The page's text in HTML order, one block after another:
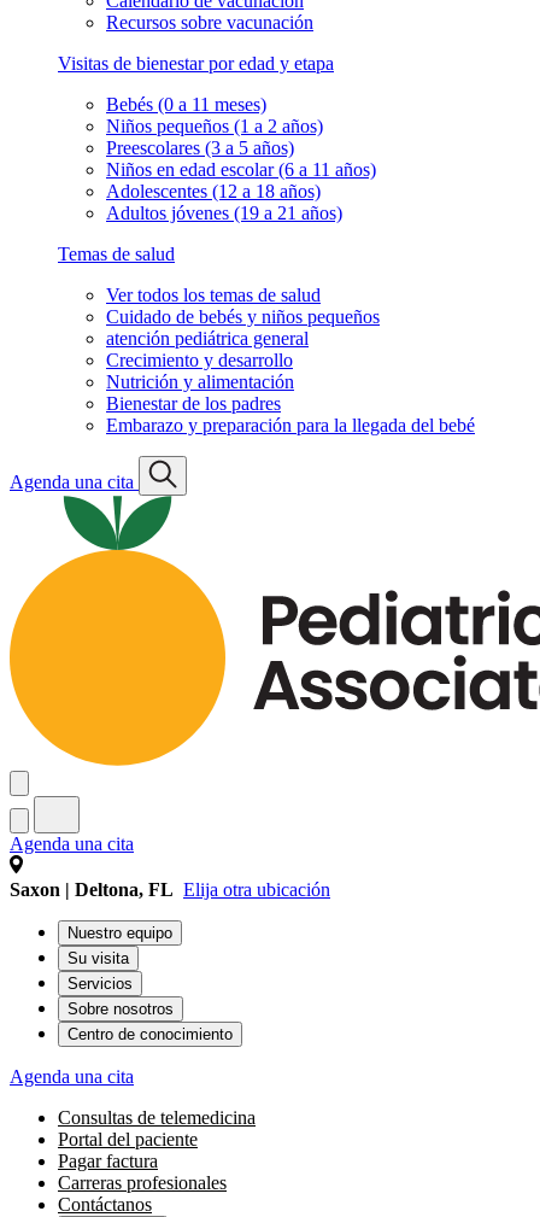
Recursos sobre vacunación
Visitas de bienestar por edad y etapa
Bebés (0 a 11 meses)
Niños pequeños (1 a 2 años)
Preescolares (3 a 5 años)
Niños en edad escolar (6 a 11 años)
Adolescentes (12 a 18 años)
Adultos jóvenes (19 a 21 años)
Temas de salud
Ver todos los temas de salud
Cuidado de bebés y niños pequeños
atención pediátrica general
Crecimiento y desarrollo
Nutrición y alimentación
Bienestar de los padres
Embarazo y preparación para la llegada del bebé
Agenda una cita
Agenda una cita
Saxon | Deltona, FL Elija otra ubicación
Nuestro equipo
Su visita
Servicios
Sobre nosotros
Centro de conocimiento
Agenda una cita
Consultas de telemedicina
Portal del paciente
Pagar factura
Carreras profesionales
Contáctanos